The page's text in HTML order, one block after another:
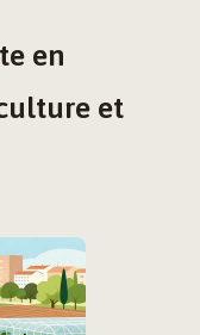
en
et